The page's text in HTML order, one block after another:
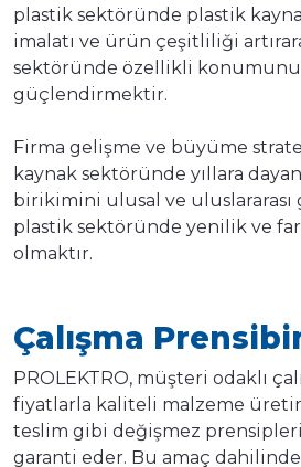
plastik sektöründe plastik
imalatı ve ürün çeşitliliği
sektöründe özellikli
güçlendirmektir.
Firma gelişme ve büyüme
kaynak sektöründe yıllara
birikimini ulusal ve uluslararası
plastik sektöründe yenilik ve
olmaktır.
Çalışma
PROLEKTRO, müşteri odaklı
fiyatlarla kaliteli malzeme
teslim gibi değişmez
garanti eder. Bu amaç